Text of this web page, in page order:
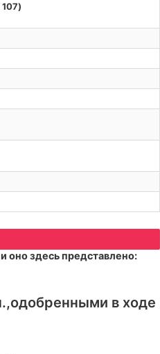
107)
оно здесь представлено:
в ходе